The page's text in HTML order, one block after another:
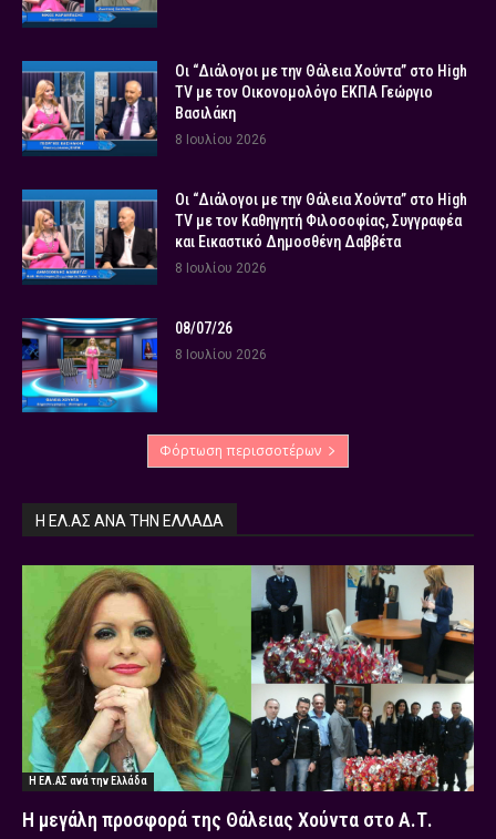
Οι “Διάλογοι με την Θάλεια Χούντα” στο High
TV με τον Οικονομολόγο ΕΚΠΑ Γεώργιο
Βασιλάκη
8 Ιουλίου 2026
Οι “Διάλογοι με την Θάλεια Χούντα” στο High
TV με τον Καθηγητή Φιλοσοφίας, Συγγραφέα
και Εικαστικό Δημοσθένη Δαββέτα
8 Ιουλίου 2026
08/07/26
8 Ιουλίου 2026
Φόρτωση περισσοτέρων
Η ΕΛ.ΑΣ ΑΝΆ ΤΗΝ ΕΛΛΆΔΑ
Η ΕΛ.ΑΣ ανά την Ελλάδα
Η μεγάλη προσφορά της Θάλειας Χούντα στο Α.Τ.